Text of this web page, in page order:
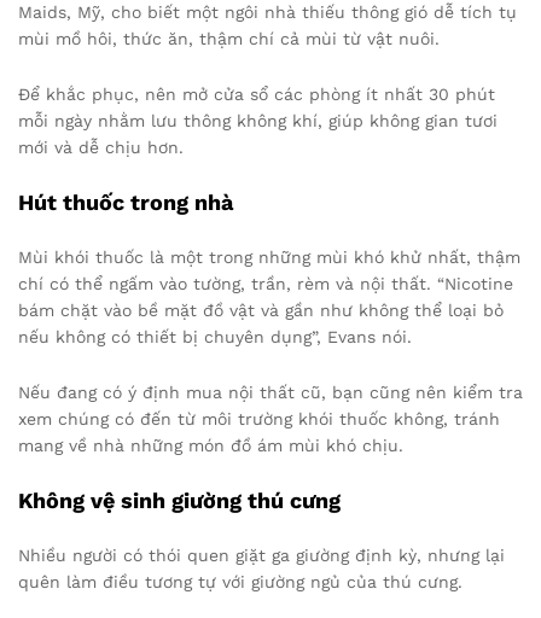
Maids, Mỹ, cho biết một ngôi nhà thiếu thông gió dễ tích tụ
mùi mồ hôi, thức ăn, thậm chí cả mùi từ vật nuôi.
Để khắc phục, nên mở cửa sổ các phòng ít nhất 30 phút
mỗi ngày nhằm lưu thông không khí, giúp không gian tươi
mới và dễ chịu hơn.
Hút thuốc trong nhà
Mùi khói thuốc là một trong những mùi khó khử nhất, thậm
chí có thể ngấm vào tường, trần, rèm và nội thất. “Nicotine
bám chặt vào bề mặt đồ vật và gần như không thể loại bỏ
nếu không có thiết bị chuyên dụng”, Evans nói.
Nếu đang có ý định mua nội thất cũ, bạn cũng nên kiểm tra
xem chúng có đến từ môi trường khói thuốc không, tránh
mang về nhà những món đồ ám mùi khó chịu.
Không vệ sinh giường thú cưng
Nhiều người có thói quen giặt ga giường định kỳ, nhưng lại
quên làm điều tương tự với giường ngủ của thú cưng.